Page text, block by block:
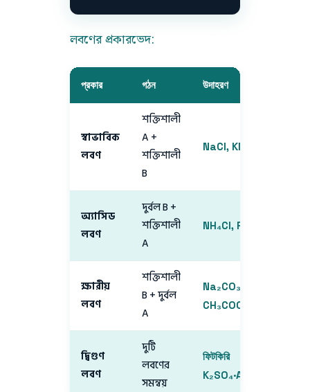
লবণের প্রকারভেদ:
প্রকার গঠন উদাহরণ
স্বাভাবিক
লবণ
শক্তিশালী
A +
শক্তিশালী
B
NaCl, KNO₃
অ্যাসিড
লবণ
দুর্বল B +
শক্তিশালী
A
NH₄Cl, FeCl₃
ক্ষারীয়
লবণ
শক্তিশালী
B + দুর্বল
A
Na₂CO₃,
CH₃COONa
দ্বিগুণ
লবণ
দুটি
লবণের
সমন্বয়
ফিটকিরি
K₂SO₄·Al₂(SO₄)₃